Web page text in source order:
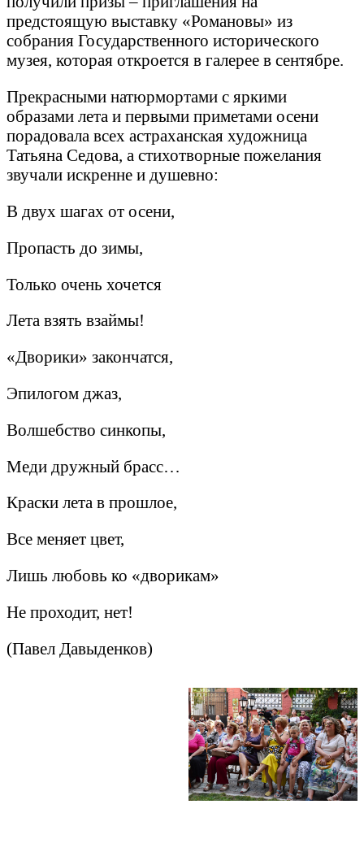
предстоящую выставку «Романовы» из
собрания Государственного исторического
музея, которая откроется в галерее в сентябре.
Прекрасными натюрмортами с яркими
образами лета и первыми приметами осени
порадовала всех астраханская художница
Татьяна Седова, а стихотворные пожелания
звучали искренне и душевно:
В двух шагах от осени,
Пропасть до зимы,
Только очень хочется
Лета взять взаймы!
«Дворики» закончатся,
Эпилогом джаз,
Волшебство синкопы,
Меди дружный брасс…
Краски лета в прошлое,
Все меняет цвет,
Лишь любовь ко «дворикам»
Не проходит, нет!
(Павел Давыденков)